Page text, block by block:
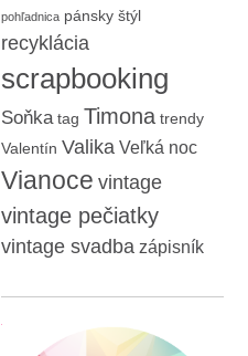
pohľadnica pánsky štýl
recyklácia
scrapbooking
Soňka tag Timona trendy
Valentín Valika Veľká noc
Vianoce vintage
vintage pečiatky
vintage svadba zápisník